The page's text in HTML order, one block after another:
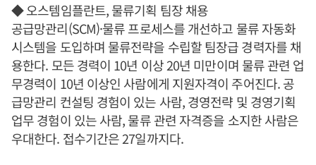
◆ 오스템임플란트, 물류기획 팀장 채용
공급망관리(SCM)·물류 프로세스를 개선하고 물류 자동화
시스템을 도입하며 물류전략을 수립할 팀장급 경력자를 채
용한다. 모든 경력이 10년 이상 20년 미만이며 물류 관련 업
무경력이 10년 이상인 사람에게 지원자격이 주어진다. 공
급망관리 컨설팅 경험이 있는 사람, 경영전략 및 경영기획
업무 경험이 있는 사람, 물류 관련 자격증을 소지한 사람은
우대한다. 접수기간은 27일까지다.